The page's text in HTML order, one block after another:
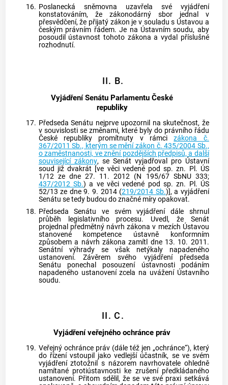
16. Poslanecká sněmovna uzavřela své vyjádření
konstatováním, že zákonodárný sbor jednal v
přesvědčení, že přijatý zákon je v souladu s Ústavou a
českým právním řádem. Je na Ústavním soudu, aby
posoudil ústavnost tohoto zákona a vydal příslušné
rozhodnutí.
II. B.
Vyjádření Senátu Parlamentu České
republiky
17. Předseda Senátu nejprve upozornil na skutečnost, že
v souvislosti se změnami, které byly do právního řádu
České republiky promítnuty v rámcizákona č.
367/2011 Sb., kterým se mění zákon č. 435/2004 Sb.,
o zaměstnanosti, ve znění pozdějších předpisů, a další
související zákony, se Senát vyjadřoval pro Ústavní
soud již dvakrát [ve věci vedené pod sp. zn. Pl. ÚS
1/12 ze dne 27. 11. 2012 (N 195/67 SbNU 333;
437/2012 Sb.) a ve věci vedené pod sp. zn. Pl. ÚS
52/13 ze dne 9. 9. 2014 (219/2014 Sb.)], a vyjádření
Senátu se tedy budou do značné míry opakovat.
18. Předseda Senátu ve svém vyjádření dále shrnul
průběh legislativního procesu. Uvedl, že Senát
projednal předmětný návrh zákona v mezích Ústavou
stanovené kompetence ústavně konformním
způsobem a návrh zákona zamítl dne 13. 10. 2011.
Senátní výhrady se však netýkaly napadeného
ustanovení. Závěrem svého vyjádření předseda
Senátu ponechal posouzení ústavnosti podáním
napadeného ustanovení zcela na uvážení Ústavního
soudu.
II. C.
Vyjádření veřejného ochránce práv
19. Veřejný ochránce práv (dále též jen „ochránce“), který
do řízení vstoupil jako vedlejší účastník, se ve svém
vyjádření ztotožnil s názorem navrhovatele ohledně
namítané protiústavnosti ke zrušení předkládaného
ustanovení. Přitom sdělil, že se ve své praxi setkává